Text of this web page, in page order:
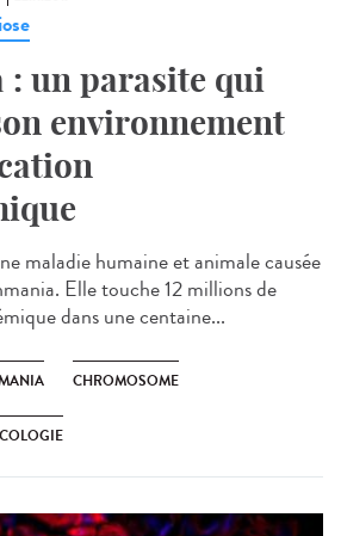
: un parasite qui
environnement
maladie humaine et animale causée
Elle touche 12 millions de
dans une centaine...
CHROMOSOME